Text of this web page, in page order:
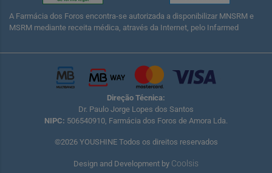
A Farmácia dos Foros encontra-se autorizada a disponibilizar MNSRM e
MSRM mediante receita médica, através da Internet, pelo Infarmed
Direção Técnica:
Dr. Paulo Jorge Lopes dos Santos
NIPC: 506540910, Farmácia dos Foros de Amora Lda.
©2026 YOUSHINE Todos os direitos reservados
Design and Development by Coolsis